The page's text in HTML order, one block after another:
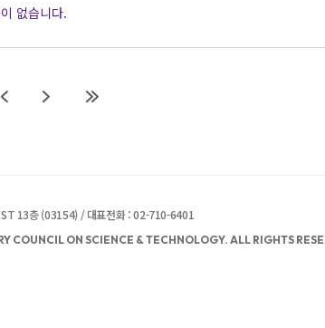
없습니다.
13층 (03154) / 대표전화 : 02-710-6401
COUNCIL ON SCIENCE & TECHNOLOGY. ALL RIGHTS